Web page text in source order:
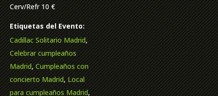
Cerv/Refr 10 €
Etiquetas del Evento:
Cadillac Solitario Madrid,
Celebrar cumpleaños
Madrid,Cumpleaños con
concierto Madrid,Local
para cumpleaños Madrid,